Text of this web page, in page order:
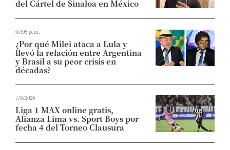
del Cártel de Sinaloa en México
07:05 p.m.
¿Por qué Milei ataca a Lula y
llevó la relación entre Argentina
y Brasil a su peor crisis en
décadas?
7/8/2026
Liga 1 MAX online gratis,
Alianza Lima vs. Sport Boys por
fecha 4 del Torneo Clausura